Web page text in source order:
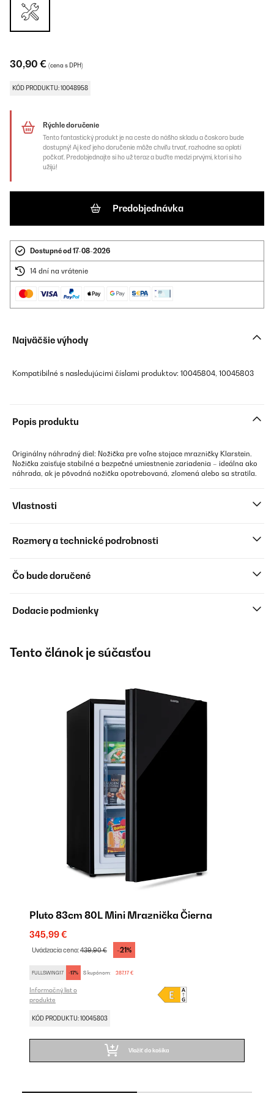
30,90 € (cena s DPH)
KÓD PRODUKTU: 10048958
Rýchle doručenie
Tento fantastický produkt je na ceste do nášho skladu a čoskoro bude
dostupný! Aj keď jeho doručenie môže chvíľu trvať, rozhodne sa oplatí
počkať. Predobjednajte si ho už teraz a buďte medzi prvými, ktorí si ho
užijú!
Predobjednávka
Dostupné od 17-08-2026
14 dní na vrátenie
Najväčšie výhody
Kompatibilné s nasledujúcimi číslami produktov: 10045804, 10045803
Popis produktu
Originálny náhradný diel: Nožička pre voľne stojace mrazničky Klarstein.
Nožička zaisťuje stabilné a bezpečné umiestnenie zariadenia – ideálna ako
náhrada, ak je pôvodná nožička opotrebovaná, zlomená alebo sa stratila.
Vlastnosti
Rozmery a technické podrobnosti
Čo bude doručené
Dodacie podmienky
Tento článok je súčasťou
Pluto 83cm 80L Mini Mraznička Čierna
345,99 €
Uvádzacia cena:439,90 € -21%
FULLSWING17 -17% S kupónom: 287,17 €
Informačný list o
produkte
KÓD PRODUKTU: 10045803
Vložiť do košíka